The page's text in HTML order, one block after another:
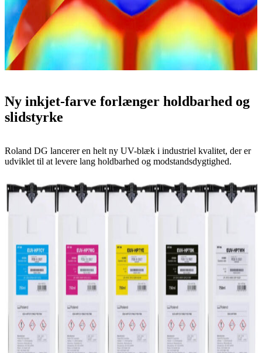
Ny inkjet-farve forlænger holdbarhed og
slidstyrke
Roland DG lancerer en helt ny UV-blæk i industriel kvalitet, der er
udviklet til at levere lang holdbarhed og modstandsdygtighed.